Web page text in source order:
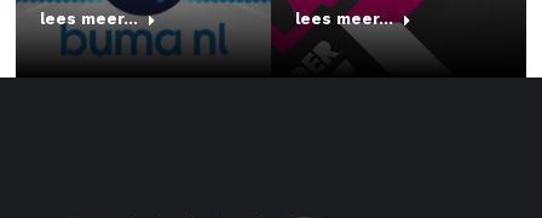
lees meer... lees meer...